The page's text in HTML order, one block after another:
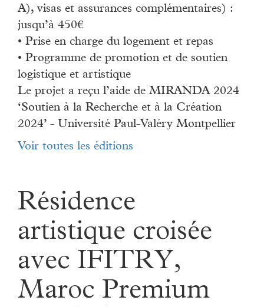
A), visas et assurances complémentaires) :
jusqu’à 450€
• Prise en charge du logement et repas
• Programme de promotion et de soutien
logistique et artistique
Le projet a reçu l’aide de MIRANDA 2024
‘Soutien à la Recherche et à la Création
2024’ - Université Paul-Valéry Montpellier
Voir toutes les éditions
Résidence
artistique croisée
avec IFITRY,
Maroc Premium